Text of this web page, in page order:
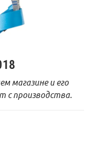
магазине и его
с производства.